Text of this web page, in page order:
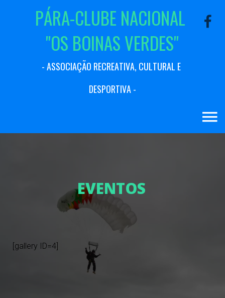
PÁRA-CLUBE NACIONAL
"OS BOINASVERDES"
- ASSOCIAÇÃO RECREATIVA, CULTURAL E
DESPORTIVA-
EVENTOS
[gallery ID=4]